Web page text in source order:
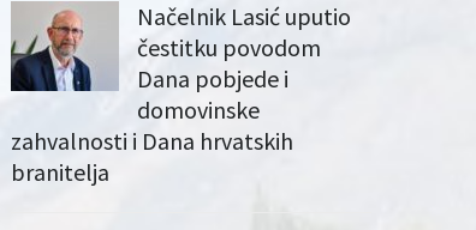
Načelnik Lasić uputio
čestitku povodom
Dana pobjede i
domovinske
zahvalnosti i Dana hrvatskih
branitelja